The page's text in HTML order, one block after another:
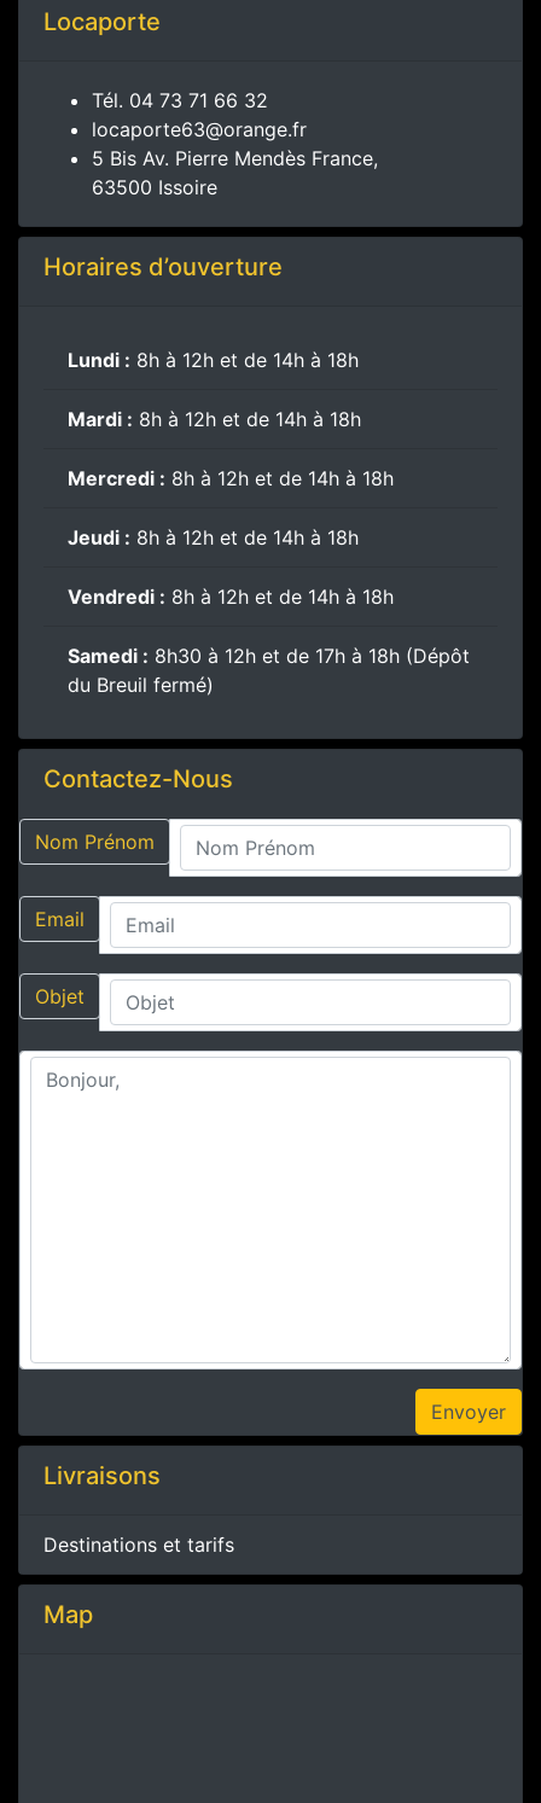
Locaporte
Tél. 04 73 71 66 32
locaporte63@orange.fr
5 Bis Av. Pierre Mendès France,
63500 Issoire
Horaires d’ouverture
Lundi : 8h à 12h et de 14h à 18h
Mardi : 8h à 12h et de 14h à 18h
Mercredi : 8h à 12h et de 14h à 18h
Jeudi : 8h à 12h et de 14h à 18h
Vendredi : 8h à 12h et de 14h à 18h
Samedi : 8h30 à 12h et de 17h à 18h (Dépôt
du Breuil fermé)
Contactez-Nous
Nom Prénom
Email
Objet
Livraisons
Destinations et tarifs
Map